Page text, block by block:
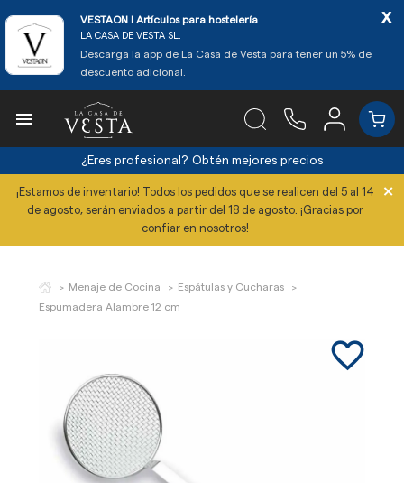
VESTAON l Artículos para hostelería
LA CASA DE VESTA SL.
Descarga la app de La Casa de Vesta para tener un 5% de
descuento adicional.
x

¿Eres profesional? Obtén mejores precios
¡Estamos de inventario! Todos los pedidos que se realicen del 5 al 14
de agosto, serán enviados a partir del 18 de agosto. ¡Gracias por
confiar en nosotros!
×
Menaje de Cocina
Espátulas y Cucharas
Espumadera Alambre 12 cm
favorite_border